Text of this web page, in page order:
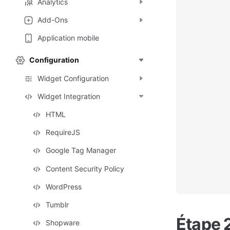
Add-Ons
Application mobile
Configuration
Widget Configuration
Widget Integration
HTML
RequireJS
Google Tag Manager
Content Security Policy
WordPress
Tumblr
Shopware Étape